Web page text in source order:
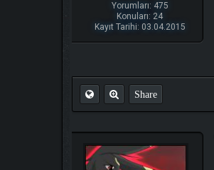
Yorumları: 475
Konuları: 24
Kayıt Tarihi: 03.04.2015
Share